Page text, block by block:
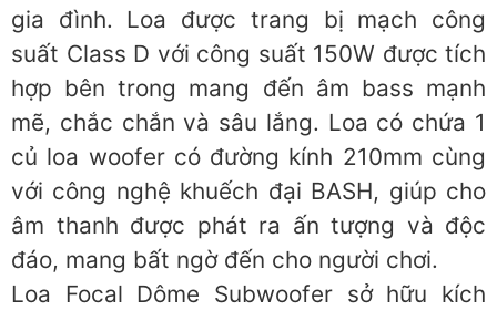
gia đình. Loa được trang bị mạch công
suất Class D với công suất 150W được tích
hợp bên trong mang đến âm bass mạnh
mẽ, chắc chắn và sâu lắng. Loa có chứa 1
củ loa woofer có đường kính 210mm cùng
với công nghệ khuếch đại BASH, giúp cho
âm thanh được phát ra ấn tượng và độc
đáo, mang bất ngờ đến cho người chơi.
Loa Focal Dôme Subwoofer sở hữu kích